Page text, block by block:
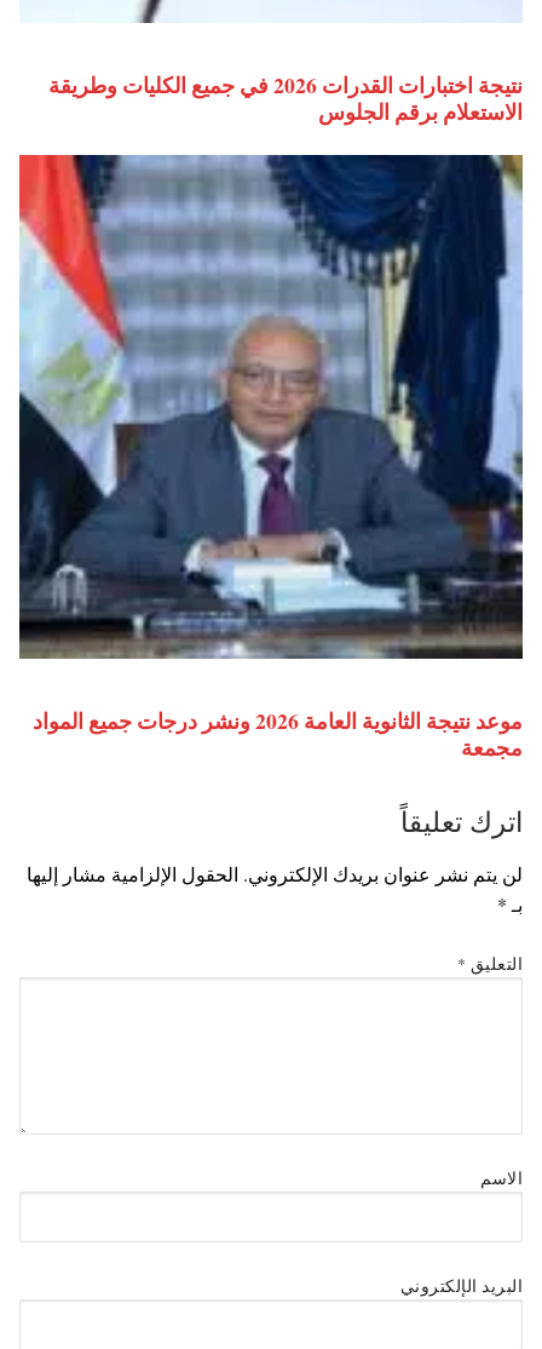
نتيجة اختبارات القدرات 2026 في جميع الكليات وطريقة
الاستعلام برقم الجلوس
موعد نتيجة الثانوية العامة 2026 ونشر درجات جميع المواد
مجمعة
اترك تعليقاً
لن يتم نشر عنوان بريدك الإلكتروني. الحقول الإلزامية مشار إليها
بـ *
التعليق *
الاسم
البريد الإلكتروني